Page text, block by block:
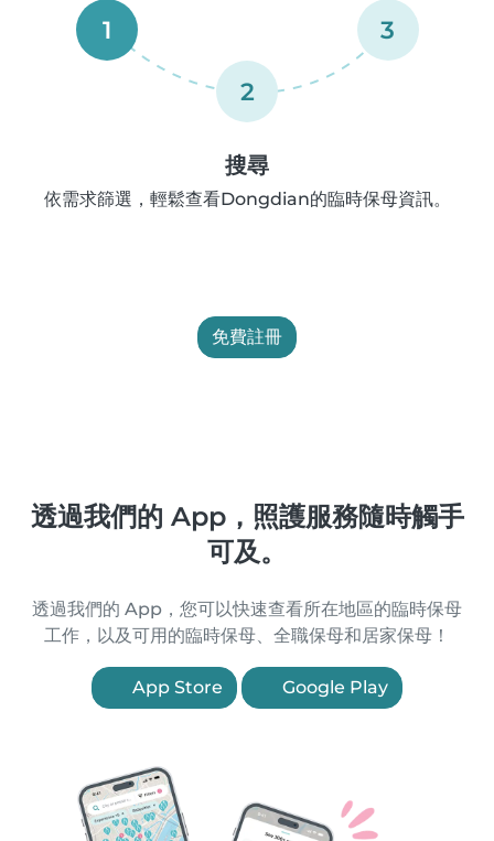
1
2
3
搜尋
依需求篩選，輕鬆查看Dongdian的臨時保母資訊。
免費註冊
透過我們的 App，照護服務隨時觸手
可及。
透過我們的 App，您可以快速查看所在地區的臨時保母
工作，以及可用的臨時保母、全職保母和居家保母！
App Store Google Play